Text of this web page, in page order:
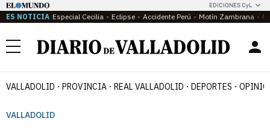
EDICIONES CyL
ES NOTICIA Especial Cecilia Eclipse Accidente Perú Motín Zambrana
Menú
VALLADOLID PROVINCIA REAL VALLADOLID DEPORTES
VALLADOLID